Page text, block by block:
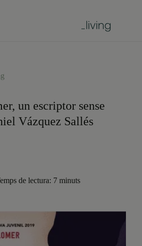
un escriptor sense
Vázquez Sallés
de lectura: 7 minuts